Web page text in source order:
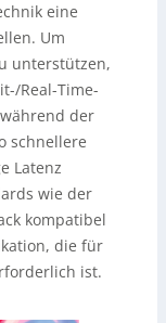
eine
Um
unterstützen,
Real-Time-
der
schnellere
Latenz
wie der
kompatibel
die für
ist.